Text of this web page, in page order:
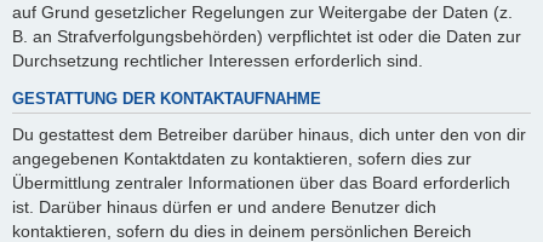
auf Grund gesetzlicher Regelungen zur Weitergabe der Daten (z.
B. an Strafverfolgungsbehörden) verpflichtet ist oder die Daten zur
Durchsetzung rechtlicher Interessen erforderlich sind.
GESTATTUNG DER KONTAKTAUFNAHME
Du gestattest dem Betreiber darüber hinaus, dich unter den von dir
angegebenen Kontaktdaten zu kontaktieren, sofern dies zur
Übermittlung zentraler Informationen über das Board erforderlich
ist. Darüber hinaus dürfen er und andere Benutzer dich
kontaktieren, sofern du dies in deinem persönlichen Bereich